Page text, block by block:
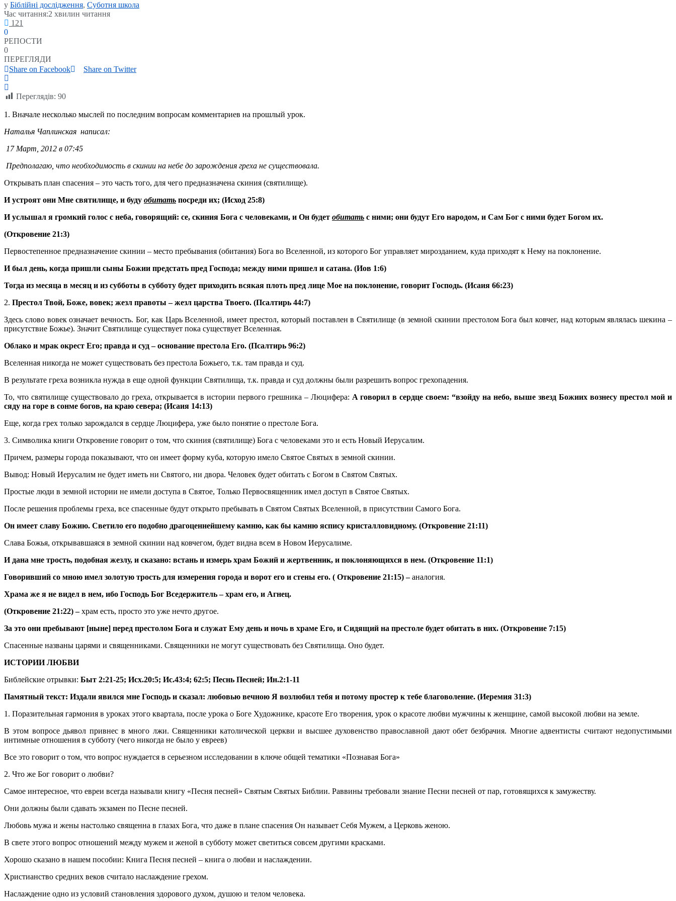
у Біблійні дослідження, Суботня школа
Час читання:2 хвилин читання
121
0
РЕПОСТИ
0
ПЕРЕГЛЯДИ
Share on Facebook
Share on Twitter
Переглядів: 90
1. Вначале несколько мыслей по последним вопросам комментариев на прошлый урок.
Наталья Чаплинская написал:
17 Март, 2012 в 07:45
Предполагаю, что необходимость в скинии на небе до зарождения греха не существовала.
Открывать план спасения – это часть того, для чего предназначена скиния (святилище).
И устроят они Мне святилище, и буду обитать посреди их; (Исход 25:8)
И услышал я громкий голос с неба, говорящий: се, скиния Бога с человеками, и Он будет обитать с ними; они будут Его народом, и Сам Бог с ними будет Богом их.
(Откровение 21:3)
Первостепенное предназначение скинии – место пребывания (обитания) Бога во Вселенной, из которого Бог управляет мирозданием, куда приходят к Нему на поклонение.
И был день, когда пришли сыны Божии предстать пред Господа; между ними пришел и сатана. (Иов 1:6)
Тогда из месяца в месяц и из субботы в субботу будет приходить всякая плоть пред лице Мое на поклонение, говорит Господь. (Исаия 66:23)
2. Престол Твой, Боже, вовек; жезл правоты – жезл царства Твоего. (Псалтирь 44:7)
Здесь слово вовек означает вечность. Бог, как Царь Вселенной, имеет престол, который поставлен в Святилище (в земной скинии престолом Бога был ковчег, над которым являлась шекина –
присутствие Божье). Значит Святилище существует пока существует Вселенная.
Облако и мрак окрест Его; правда и суд – основание престола Его. (Псалтирь 96:2)
Вселенная никогда не может существовать без престола Божьего, т.к. там правда и суд.
В результате греха возникла нужда в еще одной функции Святилища, т.к. правда и суд должны были разрешить вопрос грехопадения.
То, что святилище существовало до греха, открывается в истории первого грешника – Люцифера: А говорил в сердце своем: “взойду на небо, выше звезд Божиих вознесу престол мой и
сяду на горе в сонме богов, на краю севера; (Исаия 14:13)
Еще, когда грех только зарождался в сердце Люцифера, уже было понятие о престоле Бога.
3. Символика книги Откровение говорит о том, что скиния (святилище) Бога с человеками это и есть Новый Иерусалим.
Причем, размеры города показывают, что он имеет форму куба, которую имело Святое Святых в земной скинии.
Вывод: Новый Иерусалим не будет иметь ни Святого, ни двора. Человек будет обитать с Богом в Святом Святых.
Простые люди в земной истории не имели доступа в Святое, Только Первосвященник имел доступ в Святое Святых.
После решения проблемы греха, все спасенные будут открыто пребывать в Святом Святых Вселенной, в присутствии Самого Бога.
Он имеет славу Божию. Светило его подобно драгоценнейшему камню, как бы камню яспису кристалловидному. (Откровение 21:11)
Слава Божья, открывавшаяся в земной скинии над ковчегом, будет видна всем в Новом Иерусалиме.
И дана мне трость, подобная жезлу, и сказано: встань и измерь храм Божий и жертвенник, и поклоняющихся в нем. (Откровение 11:1)
Говоривший со мною имел золотую трость для измерения города и ворот его и стены его. ( Откровение 21:15) –аналогия.
Храма же я не видел в нем, ибо Господь Бог Вседержитель – храм его, и Агнец.
(Откровение 21:22) –храм есть, просто это уже нечто другое.
За это они пребывают [ныне] перед престолом Бога и служат Ему день и ночь в храме Его, и Сидящий на престоле будет обитать в них. (Откровение 7:15)
Спасенные названы царями и священниками. Священники не могут существовать без Святилища. Оно будет.
ИСТОРИИ ЛЮБВИ
Библейские отрывки: Быт 2:21-25; Исх.20:5; Ис.43:4; 62:5; Песнь Песней; Ин.2:1-11
Памятный текст: Издали явился мне Господь и сказал: любовью вечною Я возлюбил тебя и потому простер к тебе благоволение. (Иеремия 31:3)
1. Поразительная гармония в уроках этого квартала, после урока о Боге Художнике, красоте Его творения, урок о красоте любви мужчины к женщине, самой высокой любви на земле.
В этом вопросе дьявол привнес в много лжи. Священники католической церкви и высшее духовенство православной дают обет безбрачия. Многие адвентисты считают недопустимыми
интимные отношения в субботу (чего никогда не было у евреев)
Все это говорит о том, что вопрос нуждается в серьезном исследовании в ключе общей тематики «Познавая Бога»
2. Что же Бог говорит о любви?
Самое интересное, что евреи всегда называли книгу «Песня песней» Святым Святых Библии. Раввины требовали знание Песни песней от пар, готовящихся к замужеству.
Они должны были сдавать экзамен по Песне песней.
Любовь мужа и жены настолько священна в глазах Бога, что даже в плане спасения Он называет Себя Мужем, а Церковь женою.
В свете этого вопрос отношений между мужем и женой в субботу может светиться совсем другими красками.
Хорошо сказано в нашем пособии: Книга Песня песней – книга о любви и наслаждении.
Христианство средних веков считало наслаждение грехом.
Наслаждение одно из условий становления здорового духом, душою и телом человека.